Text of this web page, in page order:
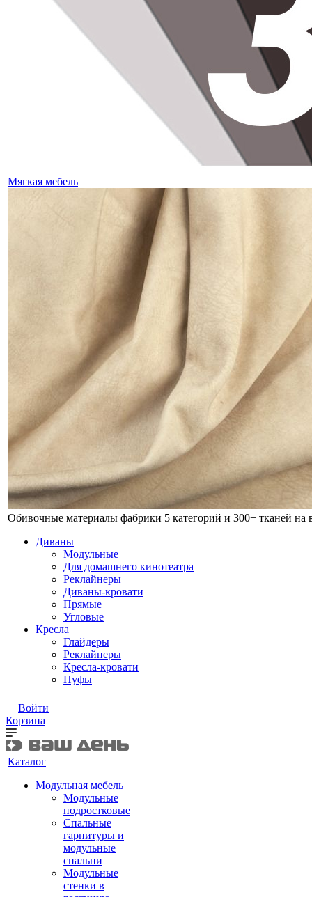
Мягкая мебель
Обивочные материалы фабрики 5 категорий и 300+ тканей на
Диваны
Модульные
Для домашнего кинотеатра
Реклайнеры
Диваны-кровати
Прямые
Угловые
Кресла
Глайдеры
Реклайнеры
Кресла-кровати
Пуфы
Войти
Корзина
Каталог
Модульная мебель
Модульные
подростковые
Спальные
гарнитуры и
модульные
спальни
Модульные
стенки в